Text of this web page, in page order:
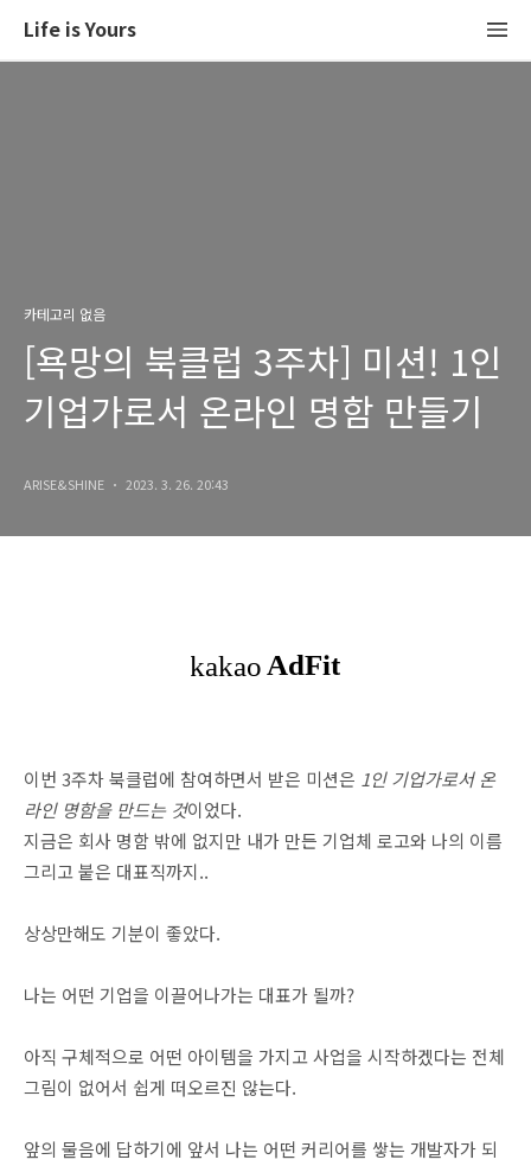
Life is Yours
카테고리 없음
[욕망의 북클럽 3주차] 미션! 1인
기업가로서 온라인 명함 만들기
ARISE&SHINE 2023. 3. 26. 20:43
이번 3주차 북클럽에 참여하면서 받은 미션은 1인 기업가로서 온
라인 명함을 만드는 것이었다.
지금은 회사 명함 밖에 없지만 내가 만든 기업체 로고와 나의 이름
그리고 붙은 대표직까지..
상상만해도 기분이 좋았다.
나는 어떤 기업을 이끌어나가는 대표가 될까?
아직 구체적으로 어떤 아이템을 가지고 사업을 시작하겠다는 전체
그림이 없어서 쉽게 떠오르진 않는다.
앞의 물음에 답하기에 앞서 나는 어떤 커리어를 쌓는 개발자가 되